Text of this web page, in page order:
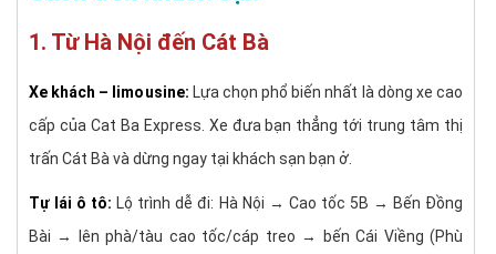
1. Từ Hà Nội đến Cát Bà
Xe khách – limousine: Lựa chọn phổ biến nhất là dòng xe cao
cấp của Cat Ba Express. Xe đưa bạn thẳng tới trung tâm thị
trấn Cát Bà và dừng ngay tại khách sạn bạn ở.
Tự lái ô tô: Lộ trình dễ đi: Hà Nội → Cao tốc 5B → Bến Đồng
Bài → lên phà/tàu cao tốc/cáp treo → bến Cái Viềng (Phù